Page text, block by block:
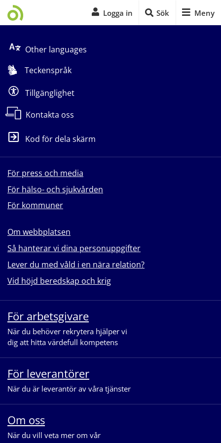
Logga in Sök Meny
Other languages
Teckenspråk
Tillgänglighet
Kontakta oss
Kod för dela skärm
För press och media
För hälso- och sjukvården
För kommuner
Om webbplatsen
Så hanterar vi dina personuppgifter
Lever du med våld i en nära relation?
Vid höjd beredskap och krig
För arbetsgivare
När du behöver rekrytera hjälper vi
dig att hitta värdefull kompetens
För leverantörer
När du är leverantör av våra tjänster
Om oss
När du vill veta mer om vår